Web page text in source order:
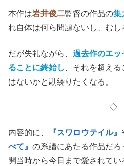
本作は岩井俊二監督の作品の集
れ自体は何ら問題ないし、むし
だが失礼ながら、 過去作のエッ
ることに終始し
、それを超え
はないかと勘繰りたくなる。
◇
内容的に、 『スワロウテイル』
べて』 の系譜にあたる作品だ
開当時から今日まで愛されてい